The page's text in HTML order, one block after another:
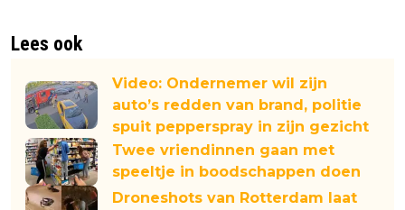
Lees ook
Video: Ondernemer wil zijn
auto’s redden van brand, politie
spuit pepperspray in zijn gezicht
Twee vriendinnen gaan met
speeltje in boodschappen doen
Droneshots van Rotterdam laat